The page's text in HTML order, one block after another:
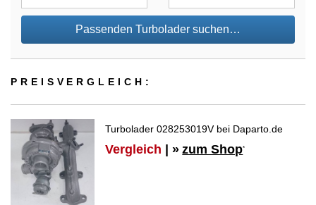
Passenden Turbolader suchen…
PREIS­VER­GLEICH:
Turbolader 028253019V bei Daparto.de
Vergleich | » zum Shop*